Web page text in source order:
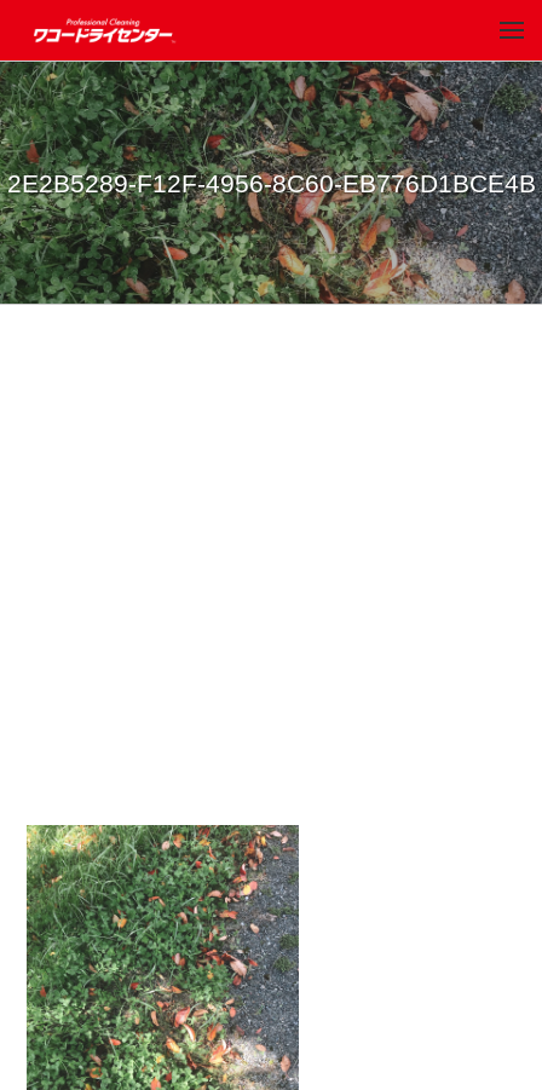
2E2B5289-F12F-4956-8C60-EB776D1BCE4B